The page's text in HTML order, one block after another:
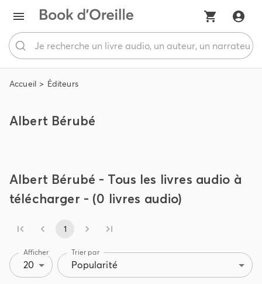
Accueil Éditeurs
Albert Bérubé
Albert Bérubé - Tous les livres audio à
télécharger - (0 livres audio)
1
Afficher
20
Trier par
Popularité